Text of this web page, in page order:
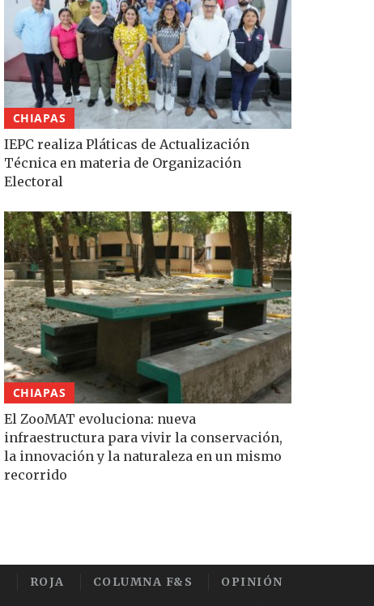
CHIAPAS
IEPC realiza Pláticas de Actualización
Técnica en materia de Organización
Electoral
CHIAPAS
El ZooMAT evoluciona: nueva
infraestructura para vivir la conservación,
la innovación y la naturaleza en un mismo
recorrido
ROJA COLUMNA F&S OPINIÓN